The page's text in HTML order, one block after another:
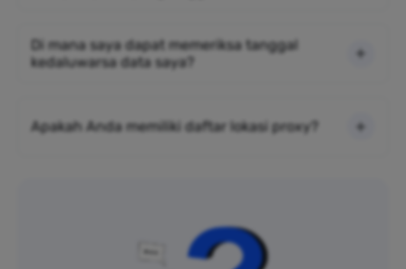
Di mana saya dapat memeriksa tanggal
kedaluwarsa data saya?
Apakah Anda memiliki daftar lokasi proxy?